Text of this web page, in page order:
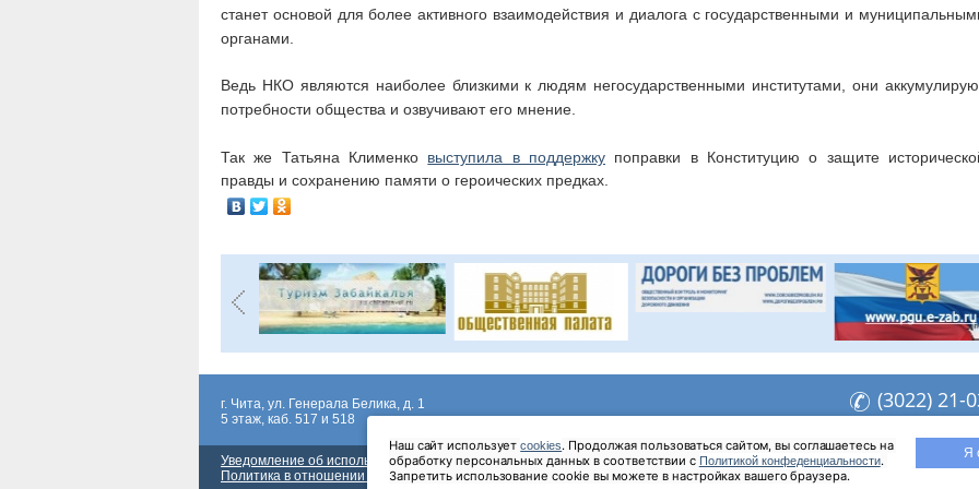
станет основой для более активного взаимодействия и диалога с государственными и
органами.
Ведь НКО являются наиболее близкими к людям негосударственными институтами, они
потребности общества и озвучивают его мнение.
Так же Татьяна Клименко выступила в поддержку поправки в Конституцию о защите
правды и сохранению памяти о героических предках.
г. Чита, ул. Генерала Белика, д. 1
5 этаж, каб. 517 и 518
(3022) 21-
Уведомление об использовании сервиса веб-аналитики «Яндекс Метрика»
Политика в отношении обработки персональных данных
Наш сайт использует cookies. Продолжая пользоваться сайтом, вы соглашаетесь на
обработку персональных данных в соответствии с Политикой конфеденциальности.
Запретить использование cookie вы можете в настройках вашего браузера.
Я